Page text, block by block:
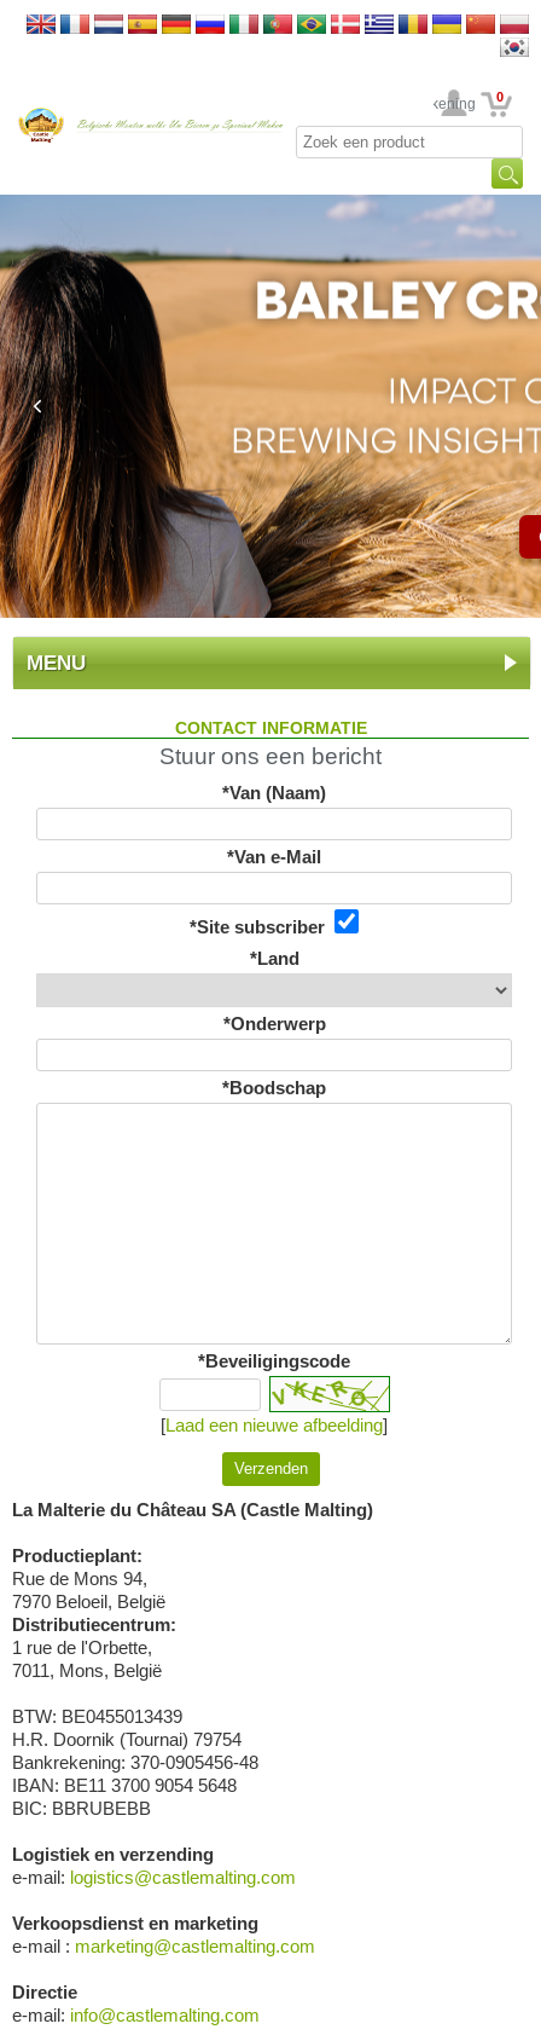
Uw rekening 0
MENU
CONTACT INFORMATIE
Stuur ons een bericht
*Van (Naam)
*Van e-Mail
*Site subscriber
*Land
*Onderwerp
*Boodschap
*Beveiligingscode
[Laad een nieuwe afbeelding]
La Malterie du Château SA (Castle Malting)
Productieplant:
Rue de Mons 94,
7970 Beloeil, België
Distributiecentrum:
1 rue de l'Orbette,
7011, Mons, België
BTW: BE0455013439
H.R. Doornik (Tournai) 79754
Bankrekening: 370-0905456-48
IBAN: BE11 3700 9054 5648
BIC: BBRUBEBB
Logistiek en verzending
e-mail: logistics@castlemalting.com
Verkoopsdienst en marketing
e-mail : marketing@castlemalting.com
Directie
e-mail: info@castlemalting.com